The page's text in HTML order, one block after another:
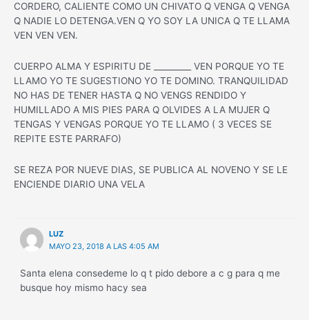
CORDERO, CALIENTE COMO UN CHIVATO Q VENGA Q VENGA
Q NADIE LO DETENGA.VEN Q YO SOY LA UNICA Q TE LLAMA
VEN VEN VEN.
CUERPO ALMA Y ESPIRITU DE _________ VEN PORQUE YO TE
LLAMO YO TE SUGESTIONO YO TE DOMINO. TRANQUILIDAD
NO HAS DE TENER HASTA Q NO VENGS RENDIDO Y
HUMILLADO A MIS PIES PARA Q OLVIDES A LA MUJER Q
TENGAS Y VENGAS PORQUE YO TE LLAMO ( 3 VECES SE
REPITE ESTE PARRAFO)
SE REZA POR NUEVE DIAS, SE PUBLICA AL NOVENO Y SE LE
ENCIENDE DIARIO UNA VELA
LUZ
MAYO 23, 2018 A LAS 4:05 AM
Santa elena consedeme lo q t pido debore a c g para q me
busque hoy mismo hacy sea